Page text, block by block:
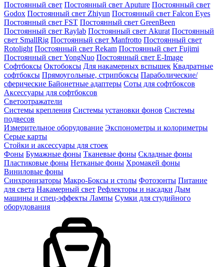
Постоянный свет Постоянный свет Aputure Постоянный свет
Godox Постоянный свет Zhiyun Постоянный свет Falcon Eyes
Постоянный свет FST Постоянный свет GreenBeen
Постоянный свет Raylab Постоянный свет Akurat Постоянный
свет SmallRig Постоянный свет Manfrotto Постоянный свет
Rotolight Постоянный свет Rekam Постоянный свет Fujimi
Постоянный свет YongNuo Постоянный свет E-Image
Софтбоксы Октобоксы Для накамерных вспышек Квадратные
софтбоксы Прямоугольные, стрипбоксы Параболические/
сферические Байонетныe адаптеры Соты для софтбоксов
Аксессуары для софтбоксов
Светоотражатели
Системы крепления Системы установки фонов Системы
подвесов
Измерительное оборудование Экспонометры и колориметры
Серые карты
Стойки и аксессуары для стоек
Фоны Бумажные фоны Тканевые фоны Складные фоны
Пластиковые фоны Нетканые фоны Хромакей фоны
Виниловые фоны
Синхронизаторы Макро-Боксы и столы Фотозонты Питание
для света Накамерный свет Рефлекторы и насадки Дым
машины и спец-эффекты Лампы Сумки для студийного
оборудования